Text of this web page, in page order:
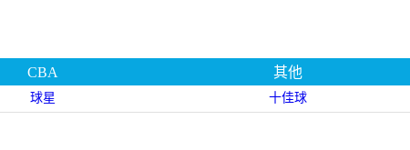
CBA 其他
球星 十佳球